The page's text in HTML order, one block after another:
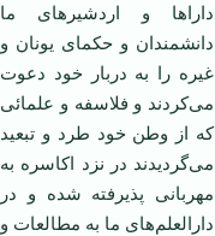
دارا‌ها و اردشیرهای ما
دانشمندان و حکمای یونان و
غیره را به دربار خود دعوت
می‌کردند و فلاسفه و علمائی
که از وطن خود طرد و تبعید
می‌گردیدند در نزد اکاسره به
مهربانی پذیرفته شده و در
دارالعلم‌های ما به مطالعات و